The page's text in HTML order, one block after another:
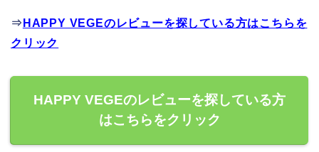
⇒ HAPPY VEGEのレビューを探している方はこちらを
クリック
HAPPY VEGEのレビューを探している方
はこちらをクリック